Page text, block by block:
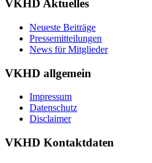
VKHD Aktuelles
Neueste Beiträge
Pressemitteilungen
News für Mitglieder
VKHD allgemein
Impressum
Datenschutz
Disclaimer
VKHD Kontaktdaten